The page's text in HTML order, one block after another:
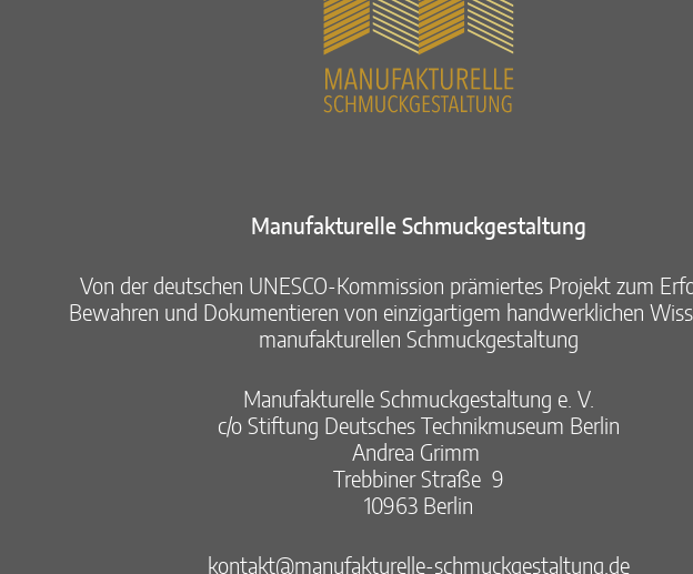
Manufakturelle Schmuckgestaltung​
Von der deutschen UNESCO-Kommission prämiertes Projekt zum
Bewahren und Dokumentieren von ​einzigartigem handwerklichen
manufakturellen Schmuckgestaltung​
Manufakturelle Schmuckgestaltung e. V.​
c/o Stiftung Deutsches Technikmuseum Berlin​
Andrea Grimm ​
Trebbiner Straße 9​
10963 Berlin​
kontakt@manufakturelle-schmuckgestaltung.de